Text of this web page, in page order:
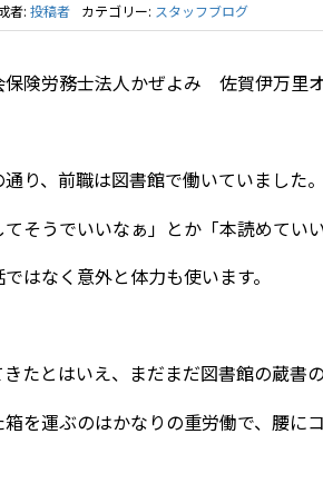
者: 投稿者 カテゴリー: スタッフブログ
険労務士法人かぜよみ 佐賀伊万里オ
り、前職は図書館で働いていました。
そうでいいなぁ」とか「本読めてい
はなく意外と体力も使います。
たとはいえ、まだまだ図書館の蔵書
を運ぶのはかなりの重労働で、腰に